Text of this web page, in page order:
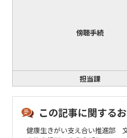
傍聴手続
担当課
この記事に関する
健康生きがい支え合い推進部